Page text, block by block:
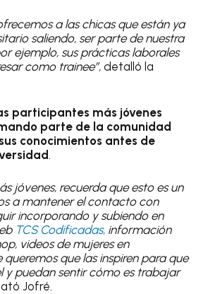
a las chicas que están ya
saliendo, ser parte de nuestra
ejemplo, sus prácticas laborales
como trainee”, detalló la
participantes más jóvenes
parte de la comunidad
conocimientos antes de
.
jóvenes, recuerda que esto es un
a mantener el contacto con
incorporando y subiendo en
TCS Codificadas, información
videos de mujeres en
que las inspiren para que
y puedan sentir cómo es trabajar
Jofré.